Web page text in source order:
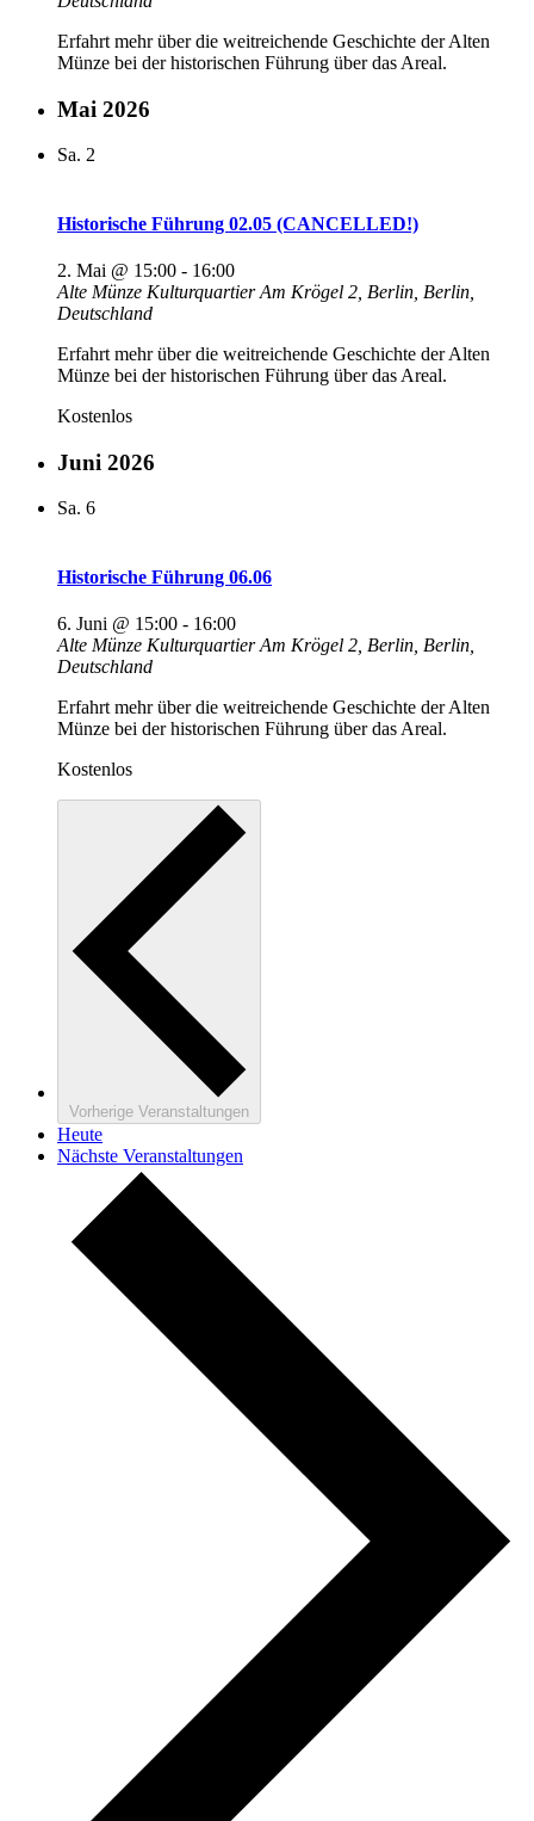
Erfahrt mehr über die weitreichende Geschichte der Alten
Münze bei der historischen Führung über das Areal.
Mai 2026
Sa. 2
Historische Führung 02.05 (CANCELLED!)
2. Mai @ 15:00 - 16:00
Alte Münze KulturquartierAm Krögel 2, Berlin, Berlin,
Deutschland
Erfahrt mehr über die weitreichende Geschichte der Alten
Münze bei der historischen Führung über das Areal.
Kostenlos
Juni 2026
Sa. 6
Historische Führung 06.06
6. Juni @ 15:00 - 16:00
Alte Münze KulturquartierAm Krögel 2, Berlin, Berlin,
Deutschland
Erfahrt mehr über die weitreichende Geschichte der Alten
Münze bei der historischen Führung über das Areal.
Kostenlos
Vorherige Veranstaltungen
Heute
Nächste Veranstaltungen